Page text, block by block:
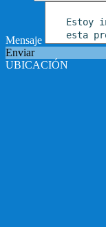
Mensaje
Enviar
UBICACIÓN